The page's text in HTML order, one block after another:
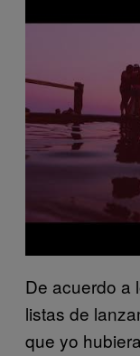
De acuerdo a
listas de
que yo